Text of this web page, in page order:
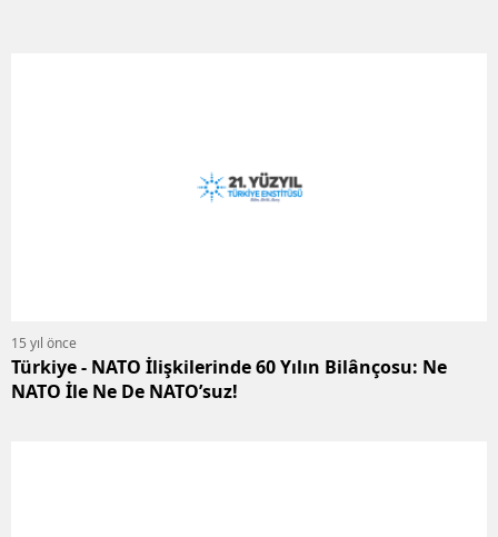
15 yıl önce
Türkiye - NATO İlişkilerinde 60 Yılın Bilânçosu: Ne
NATO İle Ne De NATO’suz!